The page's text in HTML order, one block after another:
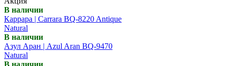
В наличии
Каррара | Carrara BQ-8220 Antique
Natural
В наличии
Азул Аран | Azul Aran BQ-9470
Natural
В наличии